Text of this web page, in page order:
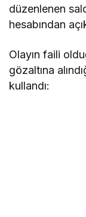
düzenlenen
hesabından
Olayın faili
gözaltına
kullandı: